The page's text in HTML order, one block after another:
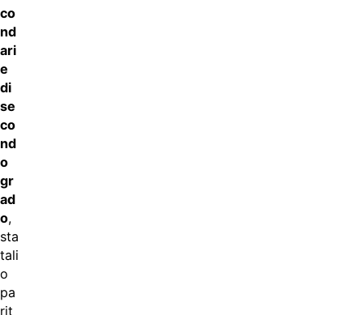
co
nd
ari
e
di
se
co
nd
o
gr
ad
o,
sta
tali
o
pa
rit